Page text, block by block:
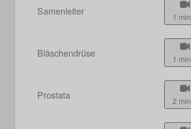
Samenleiter 1 min
Bläschendrüse 1 min
Prostata 2 min